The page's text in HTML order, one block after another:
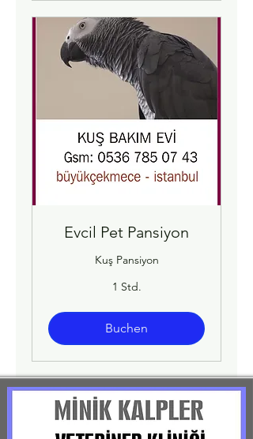
Evcil Pet Pansiyon
Kuş Pansiyon
1 Std.
Buchen